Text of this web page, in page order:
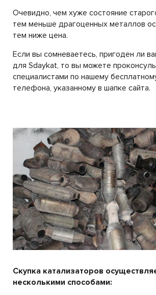
Очевидно, чем хуже состояние
тем меньше драгоценных металлов
тем ниже цена.
Если вы сомневаетесь, пригоден ли
для Sdaykat, то вы можете
специалистами по нашему
телефона, указанному в шапке сайта.
Скупка катализаторов
несколькими способами: